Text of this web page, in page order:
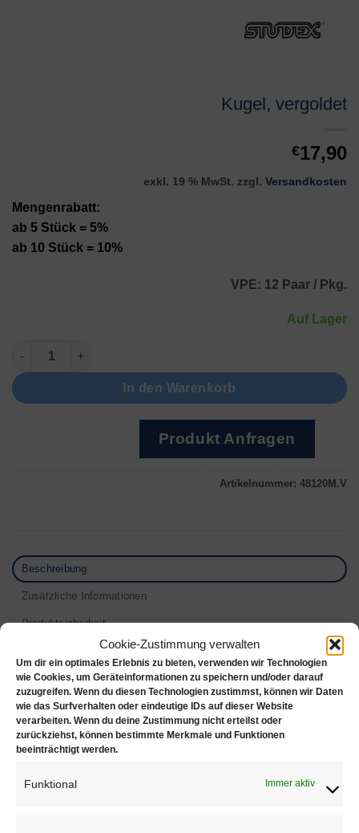
Cookie-Zustimmung verwalten
Um dir ein optimales Erlebnis zu bieten, verwenden wir Technologien
wie Cookies, um Geräteinformationen zu speichern und/oder darauf
zuzugreifen. Wenn du diesen Technologien zustimmst, können wir Daten
wie das Surfverhalten oder eindeutige IDs auf dieser Website
verarbeiten. Wenn du deine Zustimmung nicht erteilst oder
zurückziehst, können bestimmte Merkmale und Funktionen
beeinträchtigt werden.
Funktional Immer aktiv
Kugel, vergoldet
€17,90
exkl. 19 % MwSt. zzgl. Versandkosten
Mengenrabatt:
ab 5 Stück = 5%
ab 10 Stück = 10%
VPE: 12 Paar / Pkg.
Auf Lager
Kugel, vergoldet Menge
In den Warenkorb
Produkt Anfragen
Artikelnummer: 48120M.V
Beschreibung
Zusätzliche Informationen
Produktsicherheit
Studex Erstohrstecker Mini Kugel
Größe: 2.8mm
Farbe: Vergoldet